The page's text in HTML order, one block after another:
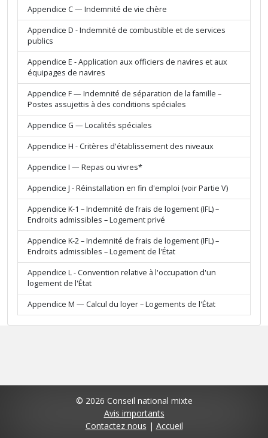
Appendice C — Indemnité de vie chère
Appendice D - Indemnité de combustible et de services
publics
Appendice E - Application aux officiers de navires et aux
équipages de navires
Appendice F — Indemnité de séparation de la famille –
Postes assujettis à des conditions spéciales
Appendice G — Localités spéciales
Appendice H - Critères d'établissement des niveaux
Appendice I — Repas ou vivres*
Appendice J - Réinstallation en fin d'emploi (voir Partie V)
Appendice K-1 – Indemnité de frais de logement (IFL) –
Endroits admissibles – Logement privé
Appendice K-2 – Indemnité de frais de logement (IFL) –
Endroits admissibles – Logement de l'État
Appendice L - Convention relative à l'occupation d'un
logement de l'État
Appendice M — Calcul du loyer – Logements de l'État
© 2026 Conseil national mixte
Avis importants
Contactez nous | Accueil